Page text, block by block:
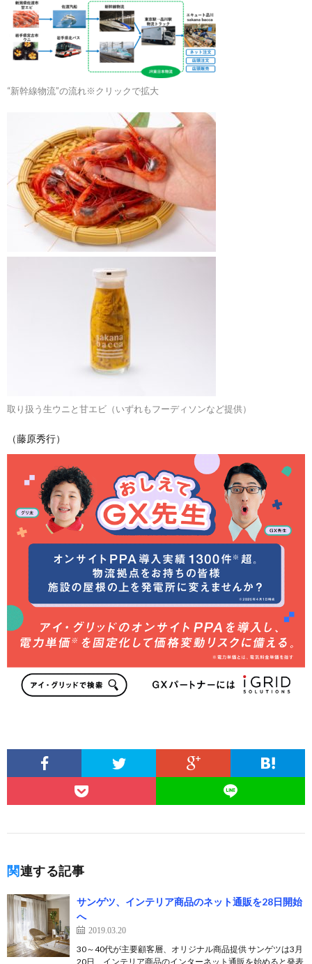
“新幹線物流”の流れ※クリックで拡大
取り扱う生ウニと甘エビ（いずれもフーディソンなど提供）
（藤原秀行）
関連する記事
サンゲツ、インテリア商品のネット通販を28日開始
へ
2019.03.20
30～40代が主要顧客層、オリジナル商品提供 サンゲツは3月
20日、インテリア商品のインターネット通販を始めると発表